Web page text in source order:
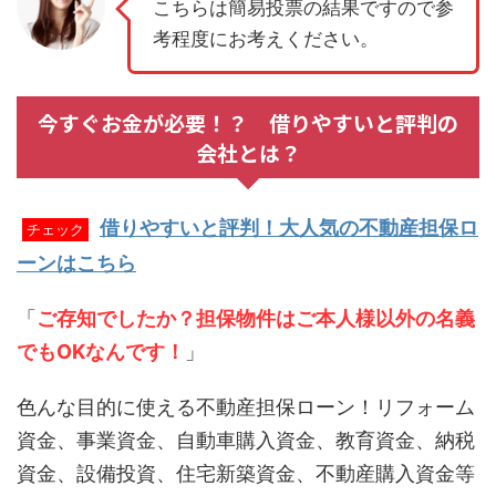
こちらは簡易投票の結果ですので参
考程度にお考えください。
今すぐお金が必要！？ 借りやすいと評判の
会社とは？
チェック
借りやすいと評判！大人気の不動産担保ロ
ーンはこちら
「 ご存知でしたか？担保物件はご本人様以外の名義
でもOKなんです！
」
色んな目的に使える不動産担保ローン！リフォーム
資金、事業資金、自動車購入資金、教育資金、納税
資金、設備投資、住宅新築資金、不動産購入資金等